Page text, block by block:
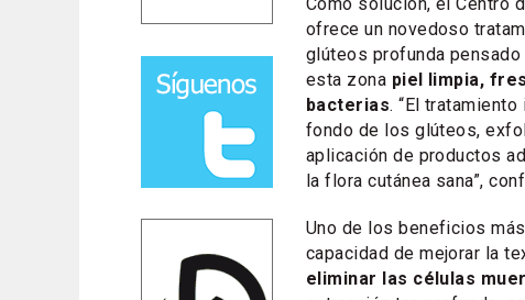
ofrece un novedoso
glúteos profunda
esta zona piel limpia,
bacterias. “El
fondo de los glúteos,
aplicación de productos
la flora cutánea sana”,
Uno de los beneficios
capacidad de mejorar la
eliminar las células